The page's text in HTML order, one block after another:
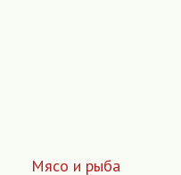
Мясо и рыба